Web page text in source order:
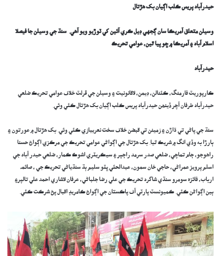
حيدرآباد پريس ڪلب اڳيان بک هڙتال
وسيلن متعلق آمريڪا سان ڳجهي ڊيل ڪري آئين کي ٽوڙيو ويو آهي. سنڌ جي وسيلن جا فيصلا
اسلام آباد ۽ آمريڪا ۾ ڇو پيا ٿين، عوامي تحريڪ
حيدرآباد
ڪارپوريٽ فارمنگ، ڪئنالن، ڊيمن، لاقانونيت ۽ وسيلن جي ڦرلٽ خلاف عوامي تحريڪ ضلعي
حيدرآباد طرفان آچر ڏينھن حيدرآباد پريس ڪلب اڳيان بک هڙتال ڪئي وئي.
سنڌ جي پاڻي تي ڌاڙن ۽ زمينن تي قبضن خلاف سخت نعريبازي ڪئي وئي. بک هڙتال ۾ عورتون ۽
ٻارڙا به وڏي انگ ۾ شريڪ ٿيا. بک هڙتال جي اڳواڻي عوامي تحريڪ جي مرڪزي اڳواڻ حسنا
راهوجو، ڄام تماچي، ضلعي صدر سرمد راڄپر ۽ سيڪريٽري اشوڪ ڪمار، ضلعي حيدر آباد جي
اسلم پرويز عمراڻي، حاجي خان سمون، عبدالحئي ڀٽو سليم ٻڌ سنڌياڻي تحريڪ جي ، صائمہ
ارباب، فائزہ سومرو سنڌي شاگرد تحريڪ جي علي رضا جلباڻي، عرفان لاشاري احمد علي تالپر۽
ٻين اڳواڻن ڪئي. ڪميونسٽ پارٽي آف پاڪستان جي اڳواڻ ڪامريڊ اقبال پڻ شرڪت ڪئي.